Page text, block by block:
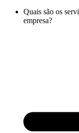
Quais são os
empresa?